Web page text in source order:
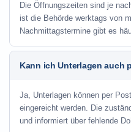
Die Öffnungszeiten sind je
ist die Behörde werktags von
Nachmittagstermine gibt es
Kann ich Unterlagen auch
Ja, Unterlagen können per
eingereicht werden. Die
und informiert über fehlende